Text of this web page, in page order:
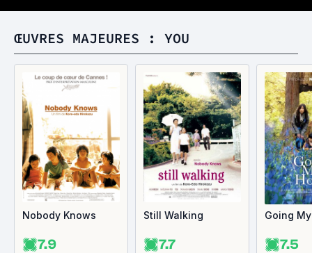
ŒUVRES MAJEURES : YOU
Nobody Knows
7.9
Still Walking
7.7
Going
7.5